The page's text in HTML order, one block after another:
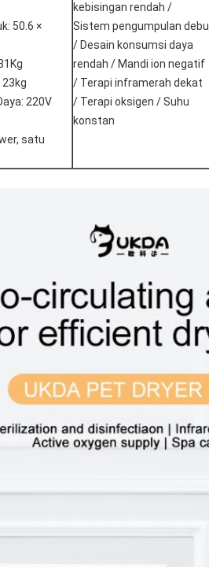
50.6 ×
220V
satu
kebisingan rendah /
Sistem pengumpulan debu
/ Desain konsumsi daya
rendah / Mandi ion negatif
/ Terapi inframerah dekat
/ Terapi oksigen / Suhu
konstan